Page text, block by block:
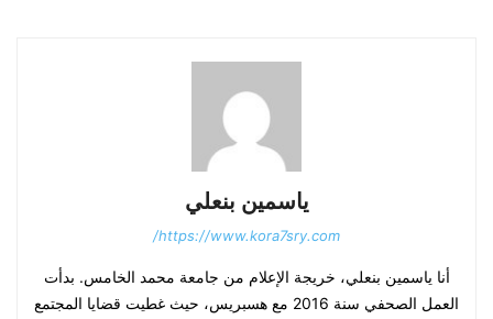
ياسمين بنعلي
https://www.kora7sry.com/
أنا ياسمين بنعلي، خريجة الإعلام من جامعة محمد الخامس. بدأت
العمل الصحفي سنة 2016 مع هسبريس، حيث غطيت قضايا المجتمع